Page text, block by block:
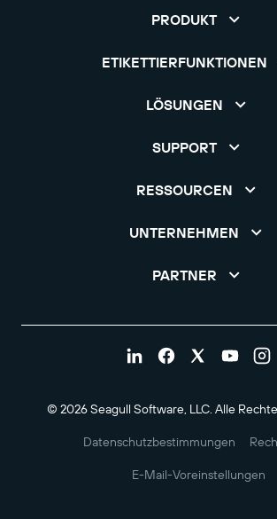
PRODUKT
ETIKETTIERFUNKTIONEN
LÖSUNGEN
SUPPORT
RESSOURCEN
UNTERNEHMEN
PARTNER
© 2026 Seagull Software, LLC. Alle
Datenschutzbestimmungen
E-Mail-Voreinstellungen